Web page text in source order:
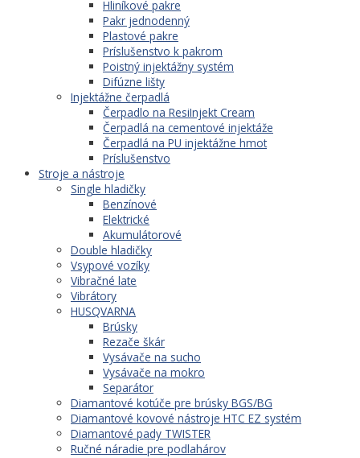
Hliníkové pakre
Pakr jednodenný
Plastové pakre
Príslušenstvo k pakrom
Poistný injektážny systém
Difúzne lišty
Injektážne čerpadlá
Čerpadlo na ResiInjekt Cream
Čerpadlá na cementové injektáže
Čerpadlá na PU injektážne hmot
Príslušenstvo
Stroje a nástroje
Single hladičky
Benzínové
Elektrické
Akumulátorové
Double hladičky
Vsypové vozíky
Vibračné late
Vibrátory
HUSQVARNA
Brúsky
Rezače škár
Vysávače na sucho
Vysávače na mokro
Separátor
Diamantové kotúče pre brúsky BGS/BG
Diamantové kovové nástroje HTC EZ systém
Diamantové pady TWISTER
Ručné náradie pre podlahárov